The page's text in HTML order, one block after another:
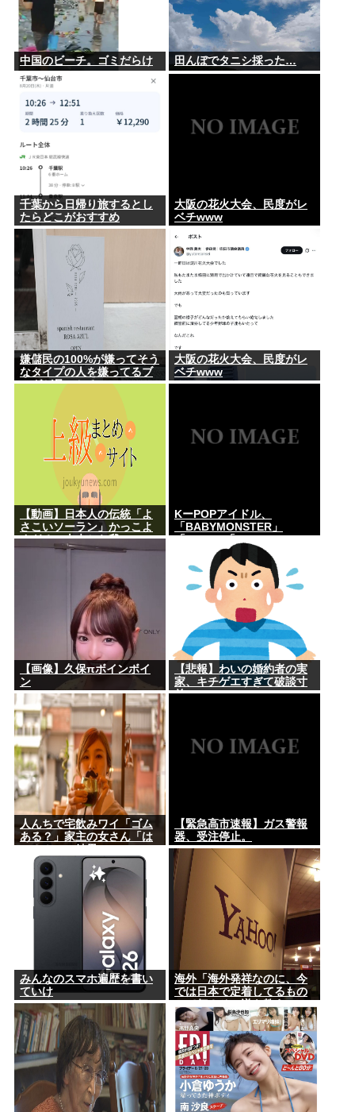
中国のビーチ。ゴミだらけ 田んぼでタニシ採った…
千葉から日帰り旅するとし
たらどこがおすすめ
大阪の花火大会、民度がレ
ベチwww
嫌儲民の100%が嫌ってそう
なタイプの人を嫌ってるブ
ログが見つかる
大阪の花火大会、民度がレ
ベチwww
【動画】日本人の伝統「よ
さこいソーラン」かっこよ
すぎる。古来から我々の
DNAに刻まれた踊り
KーPOPアイドル、
「BABYMONSTER」
三国志時代に突入！
【画像】久保πボインボイ
ン
【悲報】わいの婚約者の実
家、キチゲエすぎて破談寸
前
人んちで宅飲みワイ「ゴム
ある？」家主の女さん「は
【緊急高市速報】ガス警報
器、受注停止。
みんなのスマホ遍歴を書い
ていけ
海外「海外発祥なのに、今
では日本で定着してるもの
って何？その逆も教え
て！」（海外の反応）